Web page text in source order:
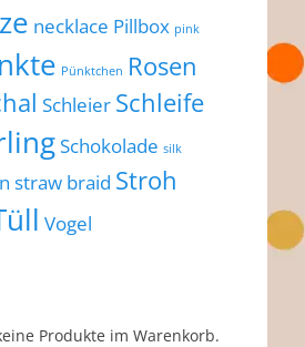
necklace Pillbox pink
Pünktchen Rosen
Schleier Schleife
Schokolade silk
straw braid Stroh
Vogel
Produkte im Warenkorb.